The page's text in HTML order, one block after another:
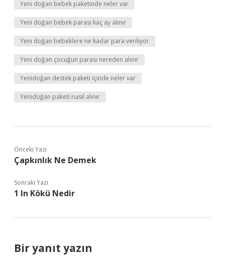
Yeni doğan bebek paketinde neler var
Yeni doğan bebek parası kaç ay alınır
Yeni doğan bebeklere ne kadar para veriliyor
Yeni doğan çocuğun parası nereden alınır
Yenidoğan destek paketi içinde neler var
Yenidoğan paketi nasıl alınır
Önceki Yazı
Çapkınlık Ne Demek
Sonraki Yazı
1 In Kökü Nedir
Bir yanıt yazın